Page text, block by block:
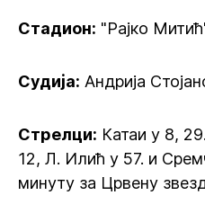
Стадион: "Рајко
Судија: Андрија
Стрелци: Катаи у 8,
12, Л. Илић у 57. и
минуту за Црвену